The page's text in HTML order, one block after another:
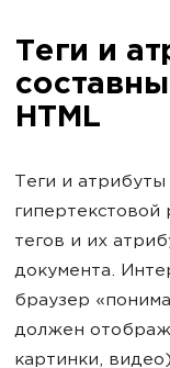
Теги и
HTML
Теги и
гипертекстовой
тегов и их
документа.
браузер
должен
картинки,